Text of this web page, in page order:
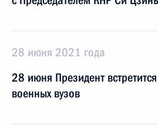
28 июня 2021 года
28 июня Президент
военных вузов